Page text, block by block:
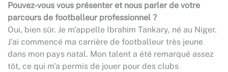
Pouvez-vous vous présenter et nous parler de votre
parcours de footballeur professionnel ?
Oui, bien sûr. Je m'appelle Ibrahim Tankary, né au Niger.
J'ai commencé ma carrière de footballeur très jeune
dans mon pays natal. Mon talent a été remarqué assez
tôt, ce qui m'a permis de jouer pour des clubs